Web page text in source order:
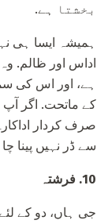
بخشتا ہے.
ہمیشہ ایسا ہی
اداس اور ظالم.
ہے، اور اس کی
کے ماتحت. اگر آپ
صرف کردار
سے ڈر نہیں پینا
10. فرشتہ
جی ہاں، دو کے